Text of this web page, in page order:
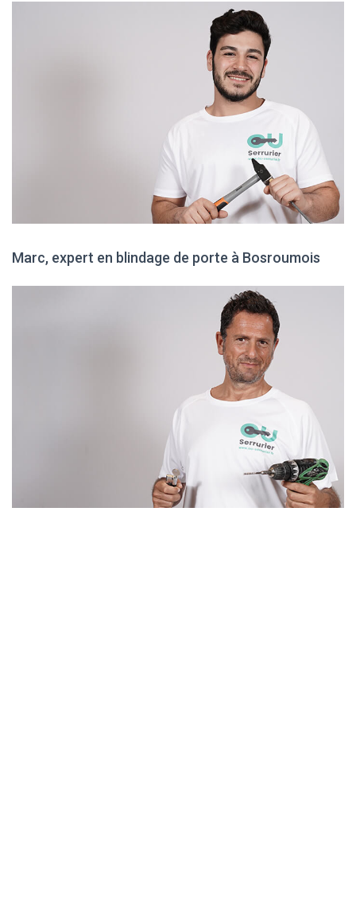
Marc, expert en blindage de porte à Bosroumois